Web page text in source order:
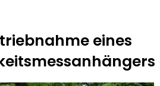
eines